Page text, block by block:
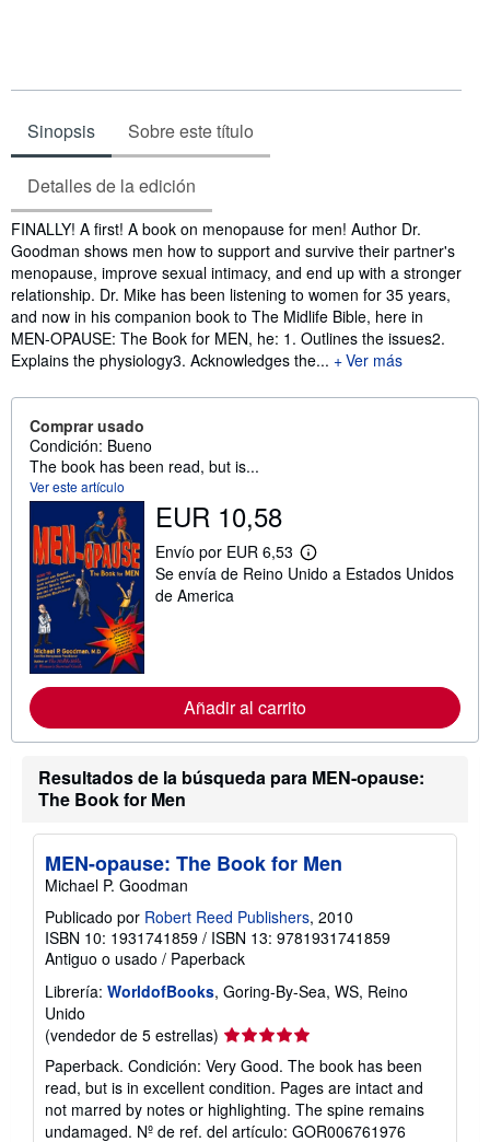
Sinopsis Sobre este título
Detalles de la edición
Sinopsis
FINALLY! A first! A book on menopause for men! Author Dr.
Goodman shows men how to support and survive their partner's
menopause, improve sexual intimacy, and end up with a stronger
relationship. Dr. Mike has been listening to women for 35 years,
and now in his companion book to The Midlife Bible, here in
MEN-OPAUSE: The Book for MEN, he: 1. Outlines the issues2.
Explains the physiology3. Acknowledges the...
Ver más
Comprar usado
Condición: Bueno
The book has been read, but is...
Ver este artículo
EUR 10,58
Envío por EUR 6,53
M
á
m
i
n
s
r
e
l
t
a
f
a
d
e
n
v
í
o
Se envía de Reino Unido a Estados Unidos
de America
Añadir al carrito
Resultados de la búsqueda para MEN-opause:
The Book for Men
MEN-opause: The Book for Men
Michael P. Goodman
Publicado por Robert Reed Publishers, 2010
ISBN 10: 1931741859 / ISBN 13: 9781931741859
Antiguo o usado / Paperback
Librería: WorldofBooks, Goring-By-Sea, WS, Reino
Unido
(vendedor de 5 estrellas) Calificación
del
vendedor:
5
de
Paperback. Condición: Very Good. The book has been
read, but is in excellent condition. Pages are intact and
not marred by notes or highlighting. The spine remains
undamaged. Nº de ref. del artículo: GOR006761976